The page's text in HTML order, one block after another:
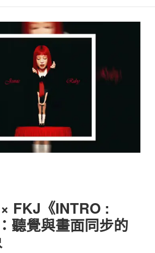
FKJ《INTRO :
聽覺與畫面同步的